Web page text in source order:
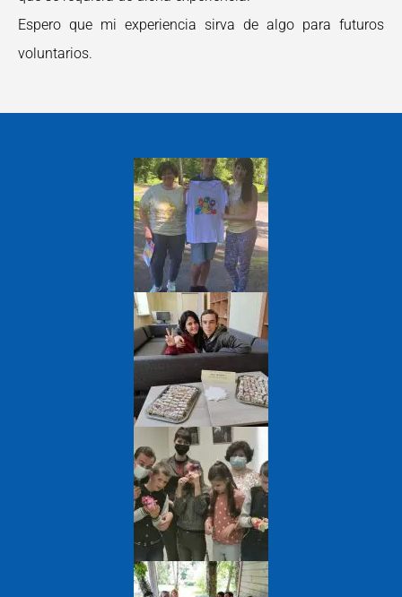
Espero que mi experiencia sirva de algo para futuros
voluntarios.